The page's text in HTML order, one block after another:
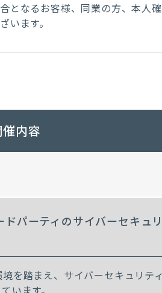
となるお客様、 同業の方、本人
います。
催内容
パーティのサイバーセキュ
を踏まえ、サイバーセキュリテ
います。